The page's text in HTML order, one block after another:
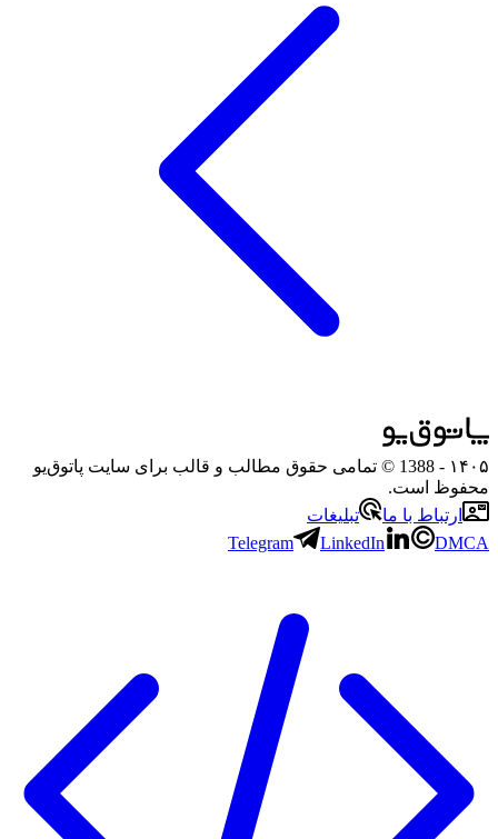
۱۴۰۵
- 1388 © تمامی حقوق مطالب و قالب برای سایت پاتوق‌یو
محفوظ است.
ارتباط با ما
تبلیغات
Telegram
LinkedIn DMCA